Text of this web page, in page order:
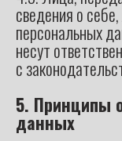
сведения о
персональных
несут
с
5. Принципы
данных